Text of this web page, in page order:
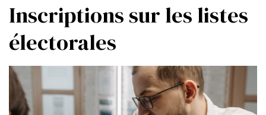
Inscriptions sur les listes
électorales